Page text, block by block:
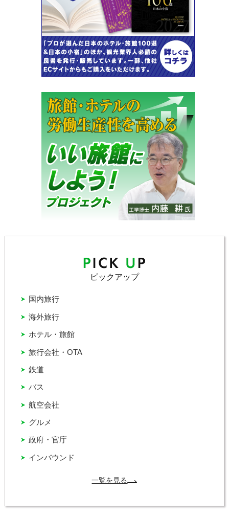
ピックアップ
インバウンド
グルメ
バス
ホテル・旅館
国内旅行
政府・官庁
旅行会社・OTA
海外旅行
航空会社
鉄道
一覧を見る